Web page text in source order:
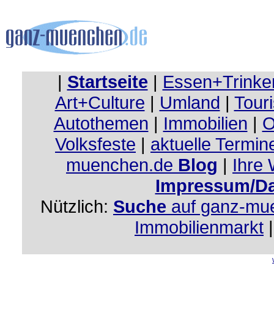
| Startseite |
Art+Culture | Umland |
Autothemen | Immobilien |
Volksfeste | aktuelle
muenchen.de Blog | Ihre
Impressum/
Nützlich: Suche auf ganz-
Immobilienmarkt